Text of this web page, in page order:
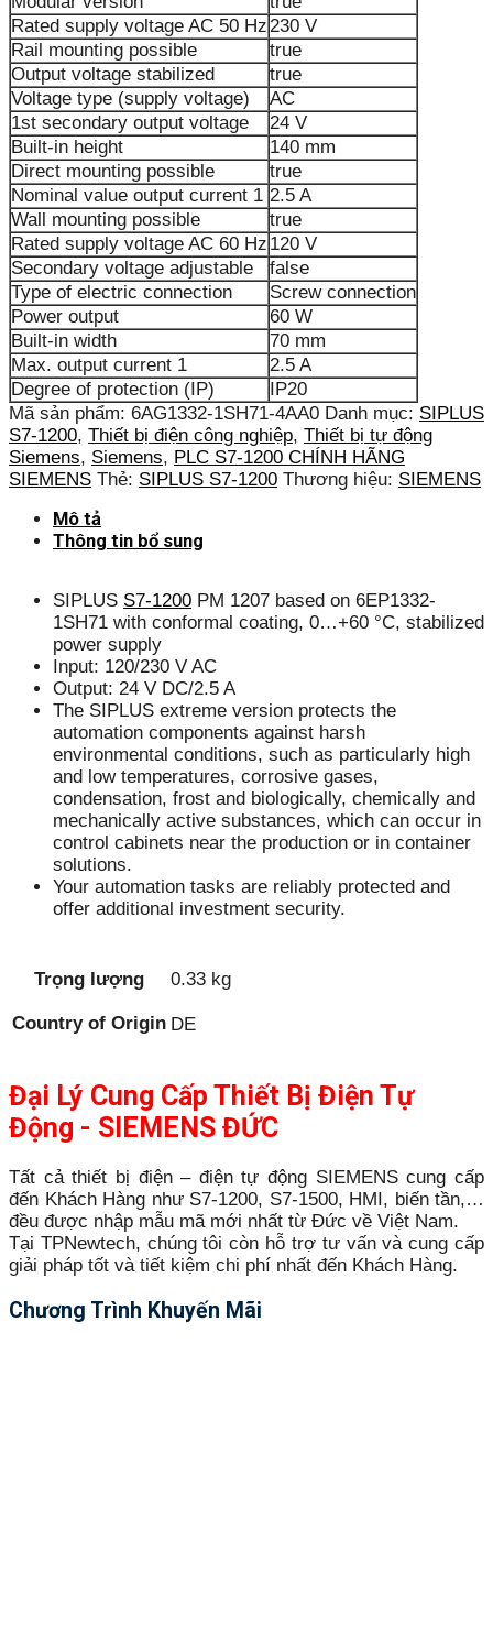
Rated supply voltage AC 50 Hz 230 V
Rail mounting possible
true
Output voltage stabilized
true
Voltage type (supply voltage)
AC
1st secondary output voltage
24 V
Built-in height
140 mm
Direct mounting possible
true
Nominal value output current 1 2.5 A
Wall mounting possible
true
Rated supply voltage AC 60 Hz 120 V
Secondary voltage adjustable
false
Type of electric connection
Screw connection
Power output
60 W
Built-in width
70 mm
Max. output current 1
2.5 A
Degree of protection (IP)
IP20
Mã sản phẩm: 6AG1332-1SH71-4AA0 Danh mục: SIPLUS
S7-1200, Thiết bị điện công nghiệp, Thiết bị tự động
Siemens, Siemens, PLC S7-1200 CHÍNH HÃNG
SIEMENS Thẻ: SIPLUS S7-1200 Thương hiệu: SIEMENS
Mô tả
Thông tin bổ sung
SIPLUS S7-1200 PM 1207 based on 6EP1332-
1SH71 with conformal coating, 0…+60 °C, stabilized
power supply
Input: 120/230 V AC
Output: 24 V DC/2.5 A
The SIPLUS extreme version protects the
automation components against harsh
environmental conditions, such as particularly high
and low temperatures, corrosive gases,
condensation, frost and biologically, chemically and
mechanically active substances, which can occur in
control cabinets near the production or in container
solutions.
Your automation tasks are reliably protected and
offer additional investment security.
Trọng lượng 0.33 kg
Country of Origin DE
Đại Lý Cung Cấp Thiết Bị Điện Tự
Động - SIEMENS ĐỨC
Tất cả thiết bị điện – điện tự động SIEMENS cung cấp
đến Khách Hàng như S7-1200, S7-1500, HMI, biến tần,…
đều được nhập mẫu mã mới nhất từ Đức về Việt Nam.
Tại TPNewtech, chúng tôi còn hỗ trợ tư vấn và cung cấp
giải pháp tốt và tiết kiệm chi phí nhất đến Khách Hàng.
Chương Trình Khuyến Mãi